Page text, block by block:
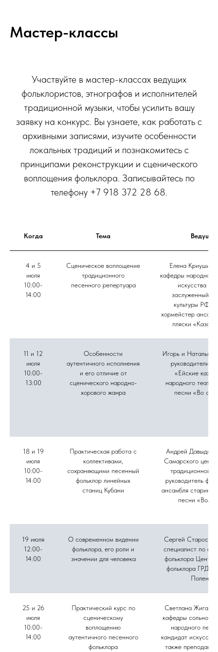
Мастер-классы
Участвуйте в мастер-классах ведущих
фольклористов, этнографов и исполнителей
традиционной музыки, чтобы усилить вашу
заявку на конкурс. Вы узнаете, как работать с
архивными записями, изучите особенности
локальных традиций и познакомитесь с
принципами реконструкции и сценического
воплощения фольклора. Записывайтесь по
телефону +7 918 372 28 68.
Когда Тема Ведущие
4 и 5
июля
10:00-
14:00
Сценическое воплощение
традиционного
песенного репертуара
Елена
кафедры народного
искусства
заслуженный
культуры РФ,
хормейстер
пляски
11 и 12
июля
10:00-
13:00
Особенности
аутентичного исполнения
и его отличие от
сценического народно-
хорового жанра
Игорь и Наталья
руководители
«Ейские
народного театра
песни «Во
18 и 19
июля
10:00-
14:00
Практическая работа с
коллективами,
сохраняющими песенный
фольклор линейных
станиц Кубани
Андрей Давыдов,
Самарского
традиционной
руководитель
ансамбля
песни
19 июля
12:00-
14:00
О современном видении
фольклора, его роли и
значении для человека
Сергей
специалист по
фольклора Центра
фольклора
Поленова
25 и 26
июля
10:00-
14:00
Практический курс по
сценическому
воплощению
аутентичного песенного
фольклора
Светлана
кафедры сольного
народного
кандидат
также